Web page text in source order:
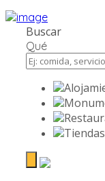
Buscar
Qué
Tiendas